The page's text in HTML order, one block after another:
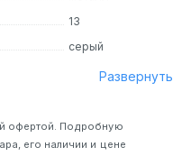
13
серый
Развернуть
офертой. Подробную
его наличии и цене